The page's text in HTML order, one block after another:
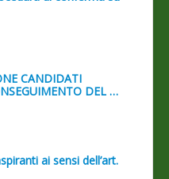
CANDIDATI
DEL …
ai sensi dell’art.